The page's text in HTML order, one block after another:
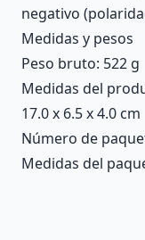
negativo
Medidas y pesos
Peso bruto: 522 g
Medidas del
17.0 x 6.5 x 4.0 cm
Número de
Medidas del